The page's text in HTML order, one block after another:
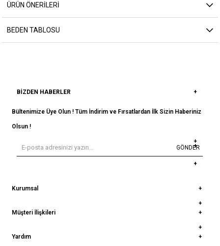
ÜRÜN ÖNERILERI
BEDEN TABLOSU
BIZDEN HABERLER
Bültenimize Üye Olun ! Tüm İndirim ve Fırsatlardan İlk Sizin Haberiniz
Olsun !
GÖNDER
Kurumsal
Müşteri İlişkileri
Yardım